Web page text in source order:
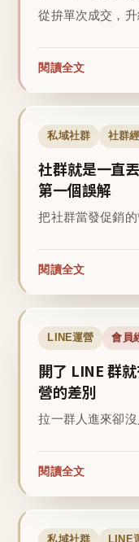
從拚單次成交，升
閱讀全文
私域社群 社群
社群就是一直
第一個誤解
把社群當發促銷的
閱讀全文
LINE運營 會員
開了 LINE 群
營的差別
拉一群人進來卻沒
閱讀全文